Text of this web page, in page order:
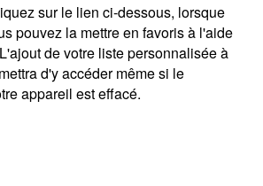
sur le lien ci-dessous, lorsque
pouvez la mettre en favoris à l'aide
de votre liste personnalisée à
d'y accéder même si le
appareil est effacé.